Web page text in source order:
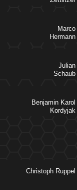




 

 